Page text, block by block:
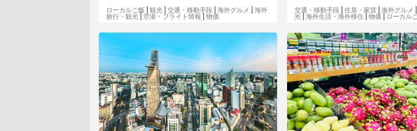
ローカルご飯 観光 交通・移動手段 海外グルメ
海外
旅行・観光| 空港・フライト情報| 物価
交通・移動手段 住居・家賃 海外グルメ
光
海外生活・海外移住 |物価|ローカル